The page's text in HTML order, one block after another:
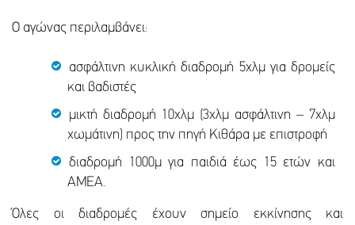
Ο αγώνας περιλαμβάνει:
ασφάλτινη κυκλική διαδρομή 5χλμ για δρομείς
και βαδιστές
μικτή διαδρομή 10χλμ (3χλμ ασφάλτινη – 7χλμ
χωμάτινη) προς την πηγή Κιθάρα με επιστροφή
διαδρομή 1000μ για παιδιά έως 15 ετών και
ΑΜΕΑ.
Όλες οι διαδρομές έχουν σημείο εκκίνησης και